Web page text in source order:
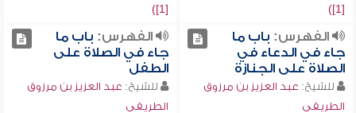
[1])
[1])
الفهرس: باب ما
جاء في الدعاء في
الصلاة على الجنازة
للشيخ: عبد العزيز بن مرزوق
الطريفي
الفهرس: باب ما
جاء في الصلاة على
الطفل
للشيخ: عبد العزيز بن مرزوق
الطريفي